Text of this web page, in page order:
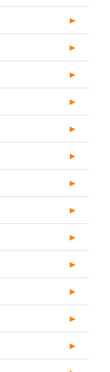
►
►
►
►
►
►
►
►
►
►
►
►
►